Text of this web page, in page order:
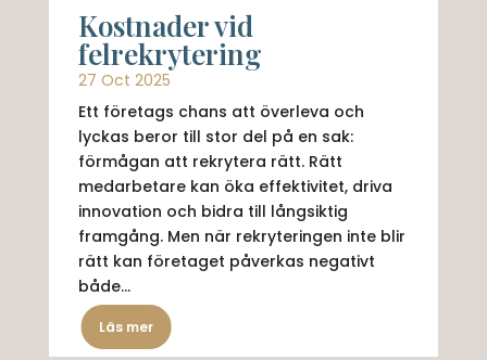
Kostnader vid
felrekrytering
27 Oct 2025
Ett företags chans att överleva och
lyckas beror till stor del på en sak:
förmågan att rekrytera rätt. Rätt
medarbetare kan öka effektivitet, driva
innovation och bidra till långsiktig
framgång. Men när rekryteringen inte blir
rätt kan företaget påverkas negativt
både...
Läs mer